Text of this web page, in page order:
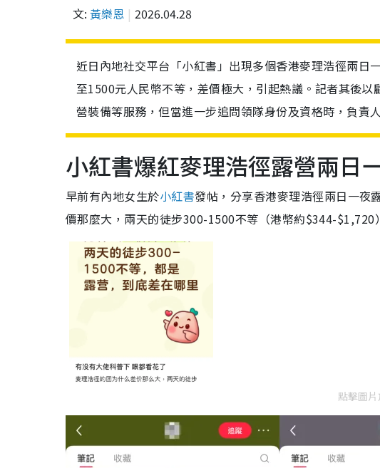
文: 黃樂恩 2026.04.28
近日內地社交平台「小紅書」出現多個香港麥理浩徑兩
至1500元人民幣不等，差價極大，引起熱議。記者其後
營裝備等服務，但當進一步追問領隊身份及資格時，負責
小紅書爆紅麥理浩徑露營兩日
早前有內地女生於小紅書發帖，分享香港麥理浩徑兩日一夜
價那麼大，兩天的徒步300-1500不等（港幣約$344-$1,720
點擊圖